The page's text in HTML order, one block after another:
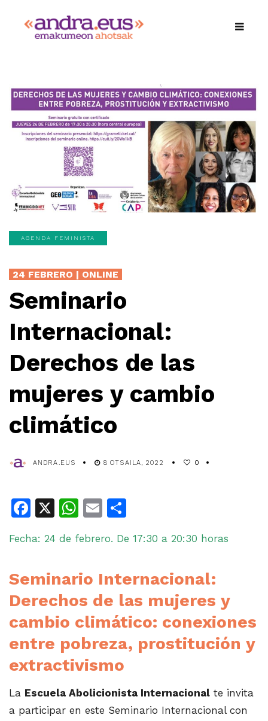
AGENDA FEMINISTA
24 FEBRERO | ONLINE
Seminario
Internacional:
Derechos de las
mujeres y cambio
climático
ANDRA.EUS 8 OTSAILA, 2022 0
Facebook
X WhatsApp
Email
Fecha: 24 de febrero. De 17:30 a 20:30 horas
Seminario Internacional:
Derechos de las mujeres y
cambio climático: conexiones
entre pobreza, prostitución y
extractivismo
La Escuela Abolicionista Internacional te invita
a participar en este Seminario Internacional con